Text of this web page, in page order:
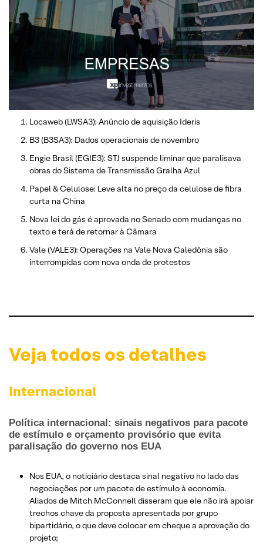
Locaweb (LWSA3): Anúncio de aquisição Ideris
B3 (B3SA3): Dados operacionais de novembro
Engie Brasil (EGIE3): STJ suspende liminar que paralisava
obras do Sistema de Transmissão Gralha Azul
Papel & Celulose: Leve alta no preço da celulose de fibra
curta na China
Nova lei do gás é aprovada no Senado com mudanças no
texto e terá de retornar à Câmara
Vale (VALE3): Operações na Vale Nova Caledônia são
interrompidas com nova onda de protestos
Veja todos os detalhes
Internacional
Política internacional: sinais negativos para pacote
de estímulo e orçamento provisório que evita
paralisação do governo nos EUA
Nos EUA, o noticiário destaca sinal negativo no lado das
negociações por um pacote de estímulo à economia.
Aliados de Mitch McConnell disseram que ele não irá apoiar
trechos chave da proposta apresentada por grupo
bipartidário, o que deve colocar em cheque a aprovação do
projeto;